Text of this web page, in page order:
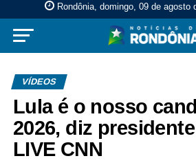
Rondônia, domingo, 09 de agosto
VÍDEOS
Lula é o nosso
2026, diz
LIVE CNN